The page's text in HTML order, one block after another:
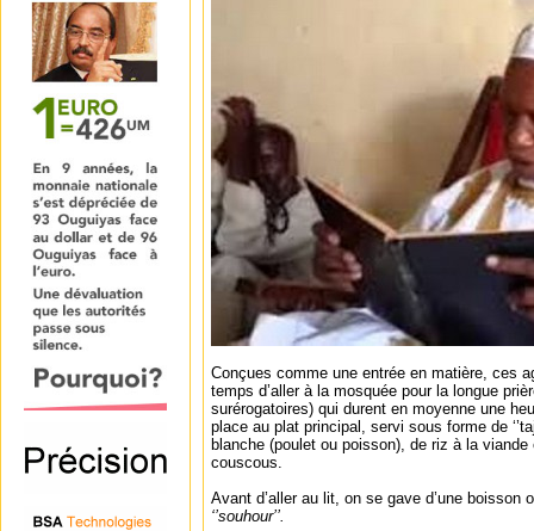
Conçues comme une entrée en matière, ces
temps d’aller à la mosquée pour la longue
surérogatoires) qui durent en moyenne une
place au plat principal, servi sous forme de
blanche (poulet ou poisson), de riz à la
couscous.
Avant d’aller au lit, on se gave d’une boisson
‘’souhour’’.